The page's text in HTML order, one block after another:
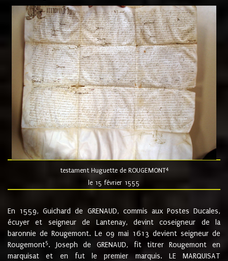
testament Huguette de ROUGEMONT4
le 15 février 1555
En 1559, Guichard de GRENAUD, commis aux Postes Ducales,
écuyer et seigneur de Lantenay, devint coseigneur de la
baronnie de Rougemont. Le 09 mai 1613 devient seigneur de
Rougemont5. Joseph de GRENAUD, fit titrer Rougemont en
marquisat et en fut le premier marquis. LE MARQUISAT